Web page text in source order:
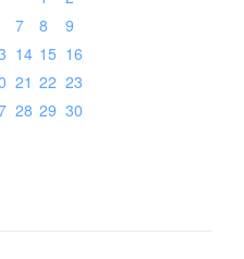
7 8
9
14 15 16
21 22 23
28 29 30